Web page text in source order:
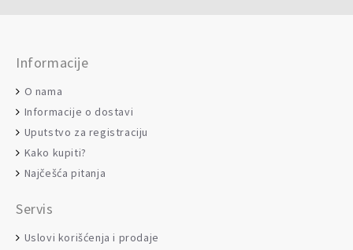
Informacije
O nama
Informacije o dostavi
Uputstvo za registraciju
Kako kupiti?
Najčešća pitanja
Servis
Uslovi korišćenja i prodaje